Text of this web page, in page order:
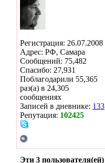
Регистрация: 26.07.2008
Адрес: РФ, Самара
Сообщений: 75,482
Спасибо: 27,931
Поблагодарили 55,365
раз(а) в 24,305
сообщениях
Записей в дневнике: 133
Репутация: 102425
Эти 3 пользователя(ей)